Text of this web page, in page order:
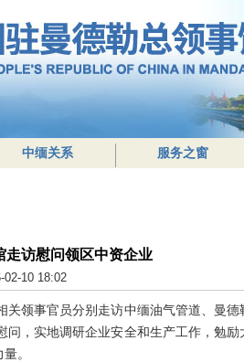
中缅关系 服务之窗
走访慰问领区中资企业
02-10 18:02
事官员分别走访中缅油气管道、曼德
，实地调研企业安全和生产工作，勉
。